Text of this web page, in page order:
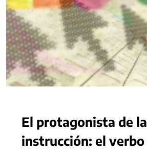
El protagonista de la
instrucción: el verbo